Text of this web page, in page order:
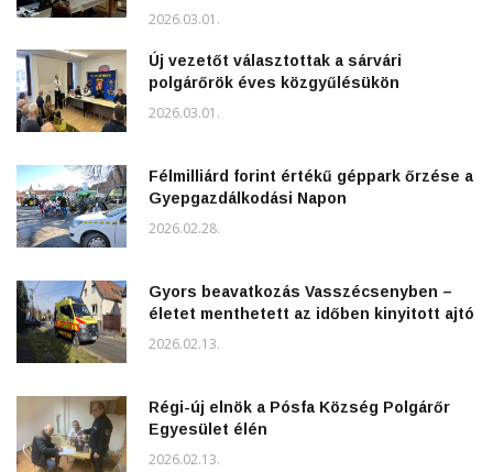
2026.03.01.
Új vezetőt választottak a sárvári
polgárőrök éves közgyűlésükön
2026.03.01.
Félmilliárd forint értékű géppark őrzése a
Gyepgazdálkodási Napon
2026.02.28.
Gyors beavatkozás Vasszécsenyben –
életet menthetett az időben kinyitott ajtó
2026.02.13.
Régi-új elnök a Pósfa Község Polgárőr
Egyesület élén
2026.02.13.